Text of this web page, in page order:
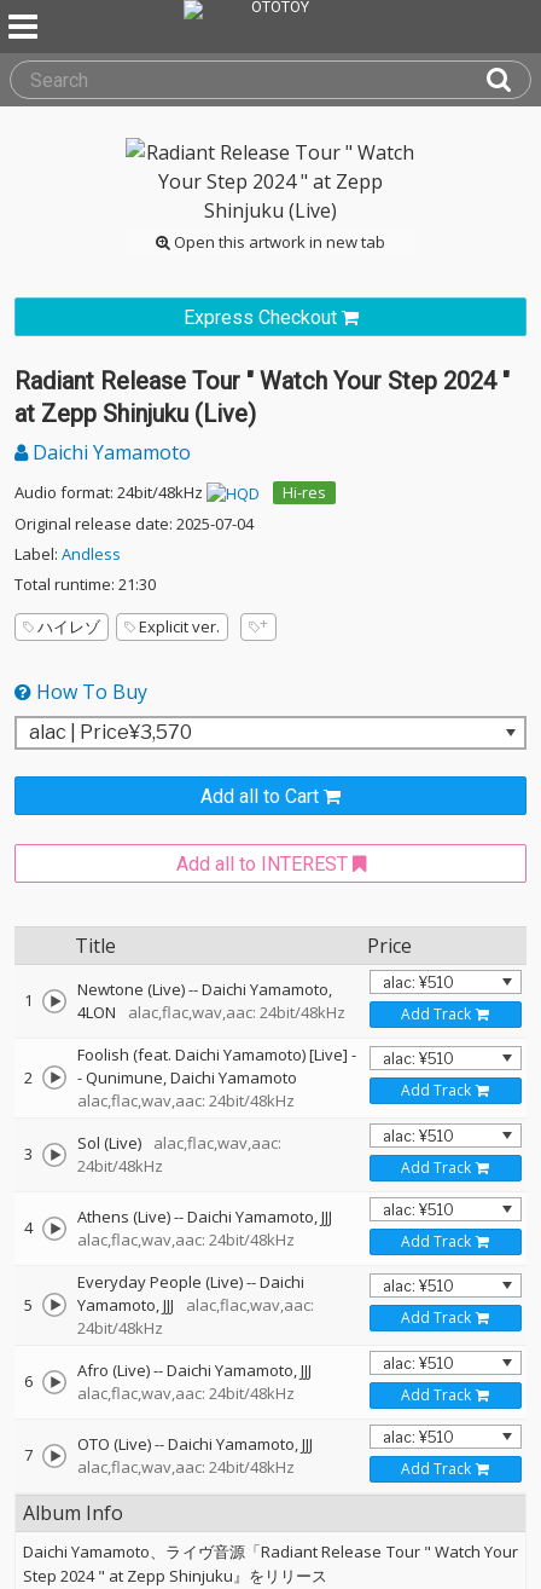
Open this artwork in new tab
Express Checkout
Radiant Release Tour " Watch Your Step 2024 "
at Zepp Shinjuku (Live)
Daichi Yamamoto
Audio format: 24bit/48kHz
Hi-res
Original release date: 2025-07-04
Label: Andless
Total runtime: 21:30
ハイレゾ
Explicit ver.
How To Buy
Add all to Cart
Add all to INTEREST
Title Price
1 Newtone (Live)--Daichi Yamamoto
4LON
alac,flac,wav,aac: 24bit/48kHz Add Track
2
Foolish (feat. Daichi Yamamoto) [Live] -
-Qunimune Daichi Yamamoto
alac,flac,wav,aac: 24bit/48kHz
Add Track
3 Sol (Live)
alac,flac,wav,aac:
24bit/48kHz
Add Track
4 Athens (Live)--Daichi Yamamoto JJJ
alac,flac,wav,aac: 24bit/48kHz
Add Track
5
Everyday People (Live)--Daichi
Yamamoto JJJ
alac,flac,wav,aac:
24bit/48kHz
Add Track
6 Afro (Live)--Daichi Yamamoto JJJ
alac,flac,wav,aac: 24bit/48kHz
Add Track
7 OTO (Live)--Daichi Yamamoto JJJ
alac,flac,wav,aac: 24bit/48kHz
Add Track
Album Info
Daichi Yamamoto、ライヴ音源「Radiant Release Tour " Watch Your
Step 2024 " at Zepp Shinjuku』をリリース